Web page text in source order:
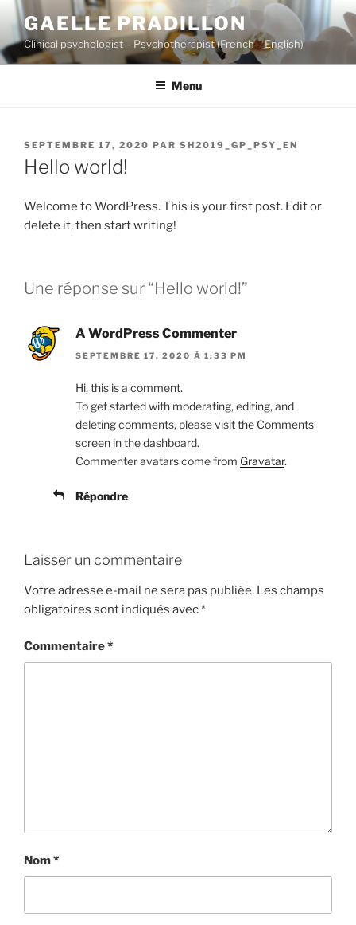
Aller
contenu
principal
GAELLE PRADILLON
Clinical psychologist – Psychotherapist (French – English)
Menu
PUBLIÉ
LE
SEPTEMBRE 17, 2020 PAR SH2019_GP_PSY_EN
Hello world!
Welcome to WordPress. This is your first post. Edit or
delete it, then start writing!
Une réponse sur “Hello world!”
A WordPress Commenter
SEPTEMBRE 17, 2020 À 1:33 PM
Hi, this is a comment.
To get started with moderating, editing, and
deleting comments, please visit the Comments
screen in the dashboard.
Commenter avatars come from Gravatar.
Répondre
Laisser un commentaire
Votre adresse e-mail ne sera pas publiée. Les champs
obligatoires sont indiqués avec*
Commentaire*
Nom*